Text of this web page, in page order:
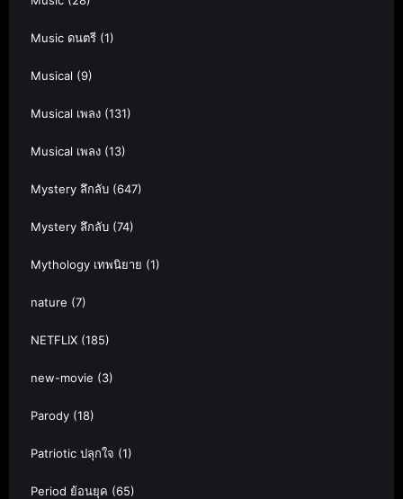
Music ดนตรี (1)
Musical (9)
Musical เพลง (131)
Musical เพลง (13)
Mystery ลึกลับ (647)
Mystery ลึกลับ (74)
Mythology เทพนิยาย (1)
nature (7)
NETFLIX (185)
new-movie (3)
Parody (18)
Patriotic ปลุกใจ (1)
Period ย้อนยุค (65)